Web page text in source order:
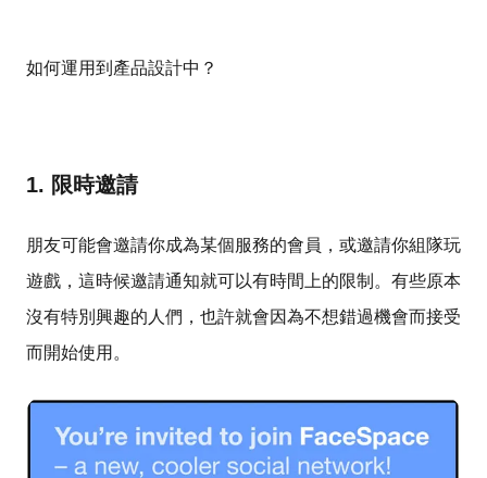
如何運用到產品設計中？
1. 限時邀請
朋友可能會邀請你成為某個服務的會員，或邀請你組隊玩
遊戲，這時候邀請通知就可以有時間上的限制。有些原本
沒有特別興趣的人們，也許就會因為不想錯過機會而接受
而開始使用。